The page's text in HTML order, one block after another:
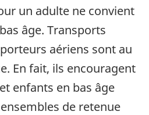
un adulte ne convient
âge. Transports
aériens sont au
En fait, ils encouragent
enfants en bas âge
de retenue